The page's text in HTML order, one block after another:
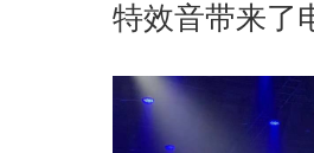
特效音带来了